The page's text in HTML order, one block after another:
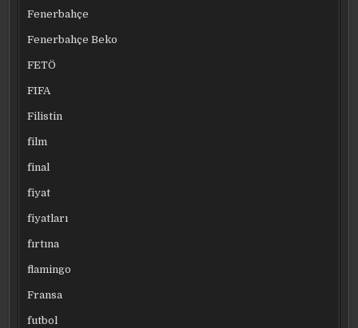
Fenerbahçe
Fenerbahçe Beko
FETÖ
FIFA
Filistin
film
final
fiyat
fiyatları
fırtına
flamingo
Fransa
futbol